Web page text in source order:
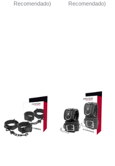
Recomendado)
Recomendado)